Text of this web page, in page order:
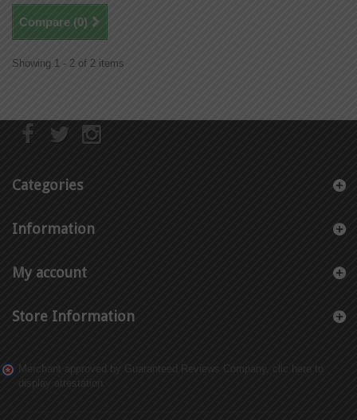
Compare (0)
Showing 1 - 2 of 2 items
Categories
Information
My account
Store Information
Merchant approved by Guaranteed Reviews Company,
clic here to
display attestation